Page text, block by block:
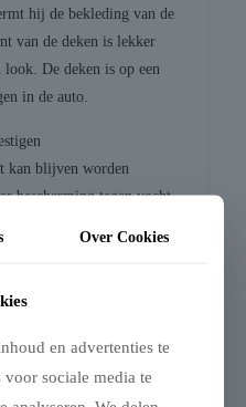
hij de bekleding van de
van de deken is lekker
De deken is op een
in de auto.
kan blijven worden
bescherming tegen vocht
Over Cookies
en advertenties te
sociale media te